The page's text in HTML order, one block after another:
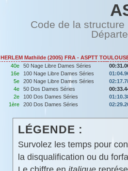
Code de la
HERLEM Mathilde (2005) FRA - ASPTT
40e
50 Nage Libre Dames Séries
16e
100 Nage Libre Dames Séries
5e
200 Nage Libre Dames Séries
4e
50 Dos Dames Séries
2e
100 Dos Dames Séries
1ère
200 Dos Dames Séries
LÉGENDE :
Survolez les temps pour
la disqualification ou du